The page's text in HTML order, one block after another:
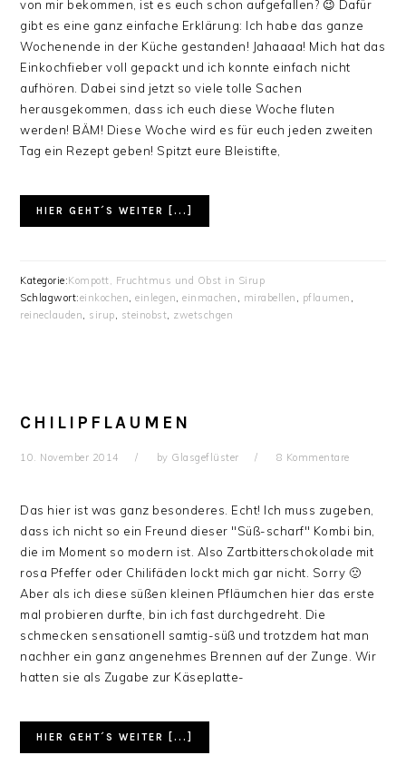
von mir bekommen, ist es euch schon aufgefallen? 😉 Dafür
gibt es eine ganz einfache Erklärung: Ich habe das ganze
Wochenende in der Küche gestanden! Jahaaaa! Mich hat das
Einkochfieber voll gepackt und ich konnte einfach nicht
aufhören. Dabei sind jetzt so viele tolle Sachen
herausgekommen, dass ich euch diese Woche fluten
werden! BÄM! Diese Woche wird es für euch jeden zweiten
Tag ein Rezept geben! Spitzt eure Bleistifte,
HIER GEHT´S WEITER [...]
Kategorie:Kompott, Fruchtmus und Obst in Sirup
Schlagwort:einkochen,einlegen,einmachen , mirabellen , pflaumen ,
reineclauden, sirup, steinobst, zwetschgen
CHILIPFLAUMEN
10. November 2014 by Glasgeflüster 8 Kommentare
Das hier ist was ganz besonderes. Echt! Ich muss zugeben,
dass ich nicht so ein Freund dieser "Süß-scharf" Kombi bin,
die im Moment so modern ist. Also Zartbitterschokolade mit
rosa Pfeffer oder Chilifäden lockt mich gar nicht. Sorry 🙁
Aber als ich diese süßen kleinen Pfläumchen hier das erste
mal probieren durfte, bin ich fast durchgedreht. Die
schmecken sensationell samtig-süß und trotzdem hat man
nachher ein ganz angenehmes Brennen auf der Zunge. Wir
hatten sie als Zugabe zur Käseplatte-
HIER GEHT´S WEITER [...]